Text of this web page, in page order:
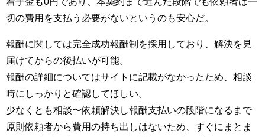
切の費用を支払う必要がないというのも安心だ。
報酬に関しては完全成功報酬制を採用しており、解決を見
届けてからの後払いが可能。
報酬の詳細についてはサイトに記載がなかったため、相談
時にしっかりと確認してほしい。
少なくとも相談〜依頼解決し報酬支払いの段階になるまで
原則依頼者から費用の持ち出しはないため、すぐにまとま